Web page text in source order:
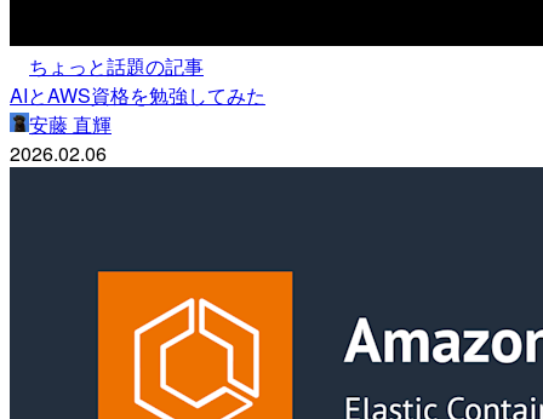
ちょっと話題の記事
AIとAWS資格を勉強してみた
安藤 直輝
2026.02.06